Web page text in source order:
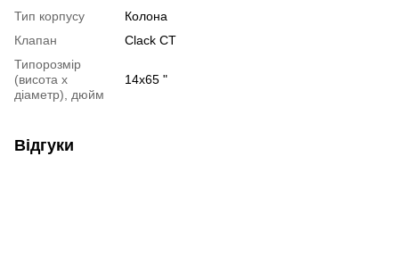
Тип корпусу
Колона
Клапан
Clack CT
Типорозмір
(висота х
діаметр), дюйм
14x65 "
Відгуки